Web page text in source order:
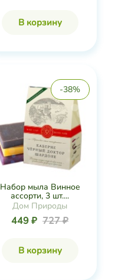
В корзину
-38%
Набор мыла Винное
ассорти, 3 шт....
Дом Природы
449 ₽ 727 ₽
В корзину